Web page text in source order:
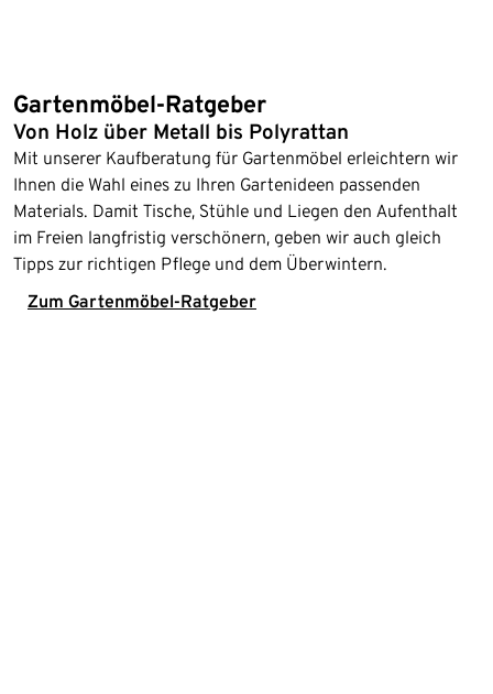
Gartenmöbel-Ratgeber
Von Holz über Metall bis Polyrattan
Mit unserer Kaufberatung für Gartenmöbel erleichtern wir
Ihnen die Wahl eines zu Ihren Gartenideen passenden
Materials. Damit Tische, Stühle und Liegen den Aufenthalt
im Freien langfristig verschönern, geben wir auch gleich
Tipps zur richtigen Pflege und dem Überwintern.
Zum Gartenmöbel-Ratgeber